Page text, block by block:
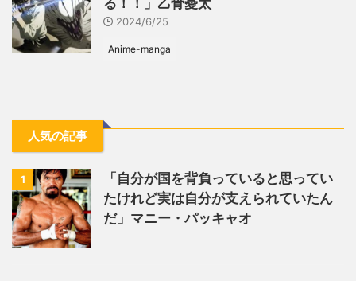
2024/6/25
Anime-manga
人気の記事
1
「自分が国を背負っていると思ってい
たけれど実は自分が支えられていたん
だ」マニー・パッキャオ